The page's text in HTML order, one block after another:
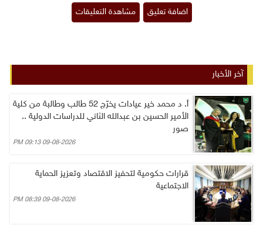
آخر الأخبار
أ. د محمد خير عيادات يخرّج 52 طالب وطالبة من كلية
الأمير الحسين بن عبدالله الثاني للدراسات الدولية ..
صور
09-08-2026 09:13 PM
قرارات حكومية لتحفيز الاقتصاد وتعزيز الحماية
الاجتماعية
09-08-2026 08:39 PM